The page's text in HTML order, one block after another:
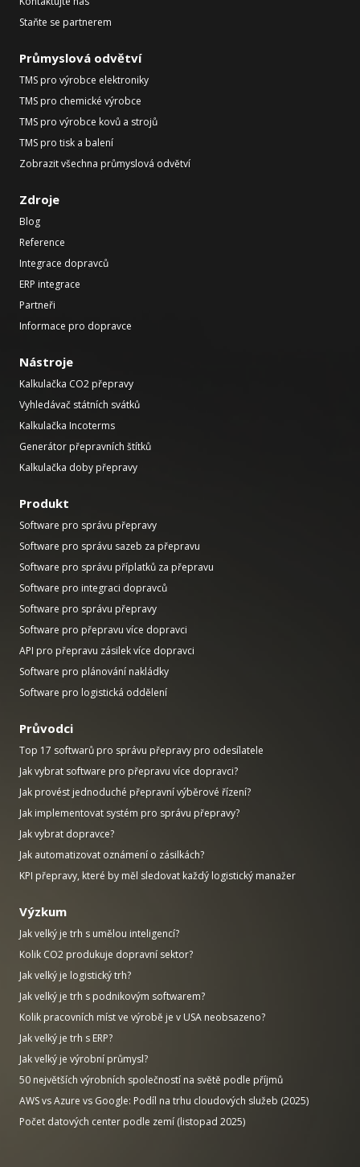
Staňte se partnerem
Průmyslová odvětví
TMS pro výrobce elektroniky
TMS pro chemické výrobce
TMS pro výrobce kovů a strojů
TMS pro tisk a balení
Zobrazit všechna průmyslová odvětví
Zdroje
Blog
Reference
Integrace dopravců
ERP integrace
Partneři
Informace pro dopravce
Nástroje
Kalkulačka CO2 přepravy
Vyhledávač státních svátků
Kalkulačka Incoterms
Generátor přepravních štítků
Kalkulačka doby přepravy
Produkt
Software pro správu přepravy
Software pro správu sazeb za přepravu
Software pro správu příplatků za přepravu
Software pro integraci dopravců
Software pro správu přepravy
Software pro přepravu více dopravci
API pro přepravu zásilek více dopravci
Software pro plánování nakládky
Software pro logistická oddělení
Průvodci
Top 17 softwarů pro správu přepravy pro odesílatele
Jak vybrat software pro přepravu více dopravci?
Jak provést jednoduché přepravní výběrové řízení?
Jak implementovat systém pro správu přepravy?
Jak vybrat dopravce?
Jak automatizovat oznámení o zásilkách?
KPI přepravy, které by měl sledovat každý logistický manažer
Výzkum
Jak velký je trh s umělou inteligencí?
Kolik CO2 produkuje dopravní sektor?
Jak velký je logistický trh?
Jak velký je trh s podnikovým softwarem?
Kolik pracovních míst ve výrobě je v USA neobsazeno?
Jak velký je trh s ERP?
Jak velký je výrobní průmysl?
50 největších výrobních společností na světě podle příjmů
AWS vs Azure vs Google: Podíl na trhu cloudových služeb (2025)
Počet datových center podle zemí (listopad 2025)